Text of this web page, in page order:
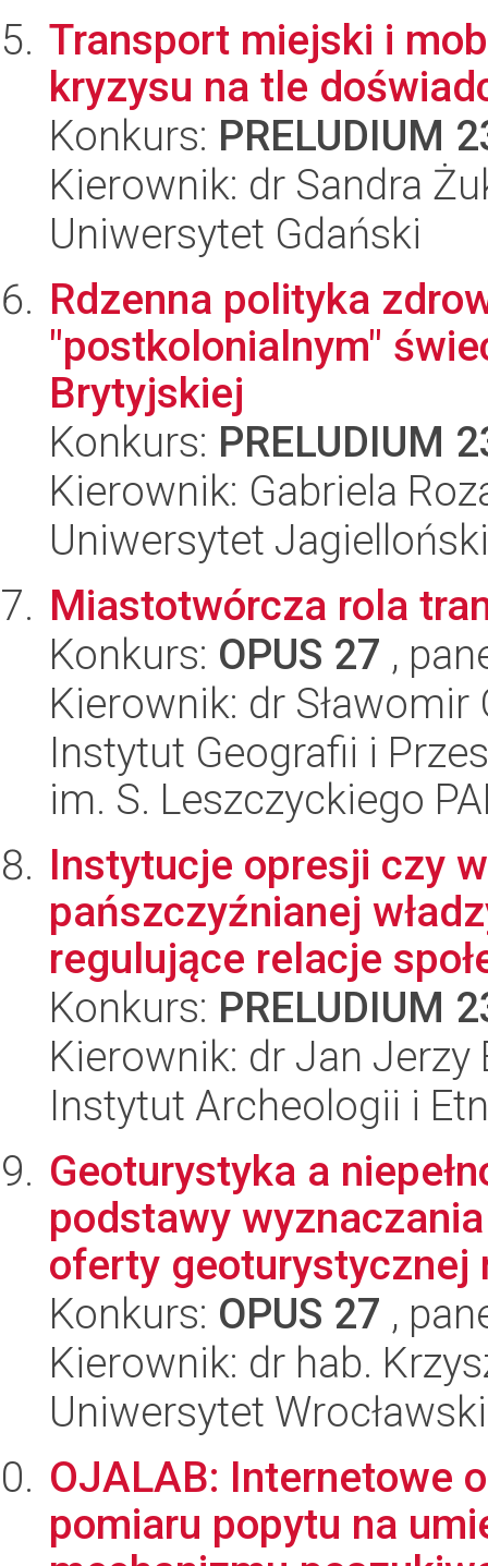
Transport miejski i
kryzysu na tle
Konkurs: PRELUDIUM
Kierownik: dr Sandra
Uniwersytet Gdański
Rdzenna polityka
"postkolonialnym"
Brytyjskiej
Konkurs: PRELUDIUM
Kierownik: Gabriela
Uniwersytet Jagielloński
Miastotwórcza rola
Konkurs: OPUS 27 ,
Kierownik: dr Sławomir
Instytut Geografii i
im. S. Leszczyckiego
Instytucje opresji czy
pańszczyźnianej
regulujące relacje
Konkurs: PRELUDIUM
Kierownik: dr Jan Jerzy
Instytut Archeologii i
Geoturystyka a
podstawy
oferty geoturystycznej
Konkurs: OPUS 27 ,
Kierownik: dr hab.
Uniwersytet Wrocławski
OJALAB: Internetowe
pomiaru popytu na